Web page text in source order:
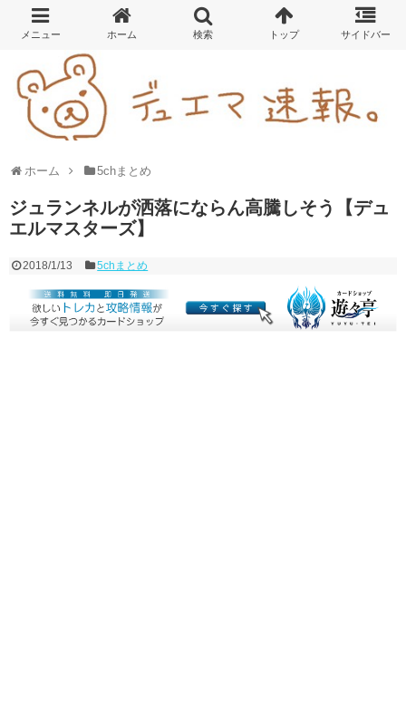
ホーム 5chまとめ
ジュランネルが洒落にならん高騰しそう【デュ
エルマスターズ】
2018/1/13 5chまとめ